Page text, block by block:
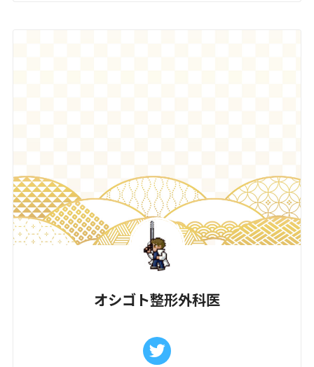
オシゴト整形外科医